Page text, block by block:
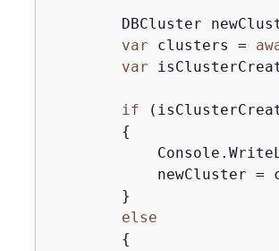
DBCluster
var clusters =
var
if
{
newCluster =
        }
else
{